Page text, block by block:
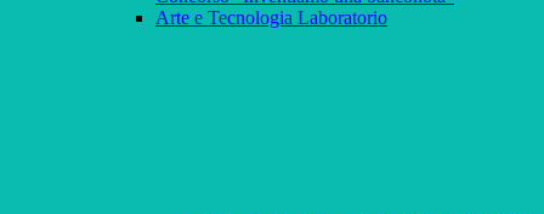
Arte e Tecnologia Laboratorio